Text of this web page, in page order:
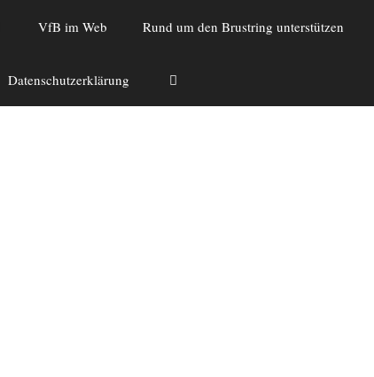
VfB im Web Rund um den Brustring unterstützen
Datenschutzerklärung